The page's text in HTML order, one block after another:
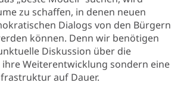
zu schaffen, in denen neuen
Dialogs von den Bürgern
können. Denn wir benötigen
Diskussion über die
Weiterentwicklung sondern eine
auf Dauer.